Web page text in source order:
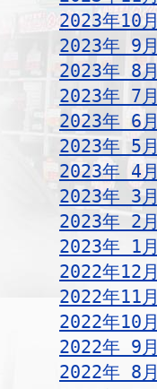
2023年10月
2023年 9月
2023年 8月
2023年 7月
2023年 6月
2023年 5月
2023年 4月
2023年 3月
2023年 2月
2023年 1月
2022年12月
2022年11月
2022年10月
2022年 9月
2022年 8月